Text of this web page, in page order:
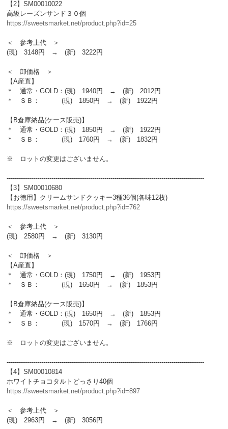
【2】SM00010022
高級レーズンサンド３０個
https://sweetsmarket.net/product.php?id=25
＜ 参考上代 ＞
(現) 3148円 → (新) 3222円
＜ 卸価格 ＞
【A産直】
＊ 通常・GOLD：(現) 1940円 → (新) 2012円
＊ ＳＢ： (現) 1850円 → (新) 1922円
【B倉庫納品(ケース販売)】
＊ 通常・GOLD：(現) 1850円 → (新) 1922円
＊ ＳＢ： (現) 1760円 → (新) 1832円
※ ロットの変更はございません。
-------------------------------------------------------------------------------------------------
【3】SM00010680
【お徳用】クリームサンドクッキー3種36個(各味12枚)
https://sweetsmarket.net/product.php?id=762
＜ 参考上代 ＞
(現) 2580円 → (新) 3130円
＜ 卸価格 ＞
【A産直】
＊ 通常・GOLD：(現) 1750円 → (新) 1953円
＊ ＳＢ： (現) 1650円 → (新) 1853円
【B倉庫納品(ケース販売)】
＊ 通常・GOLD：(現) 1650円 → (新) 1853円
＊ ＳＢ： (現) 1570円 → (新) 1766円
※ ロットの変更はございません。
-------------------------------------------------------------------------------------------------
【4】SM00010814
ホワイトチョコタルトどっさり40個
https://sweetsmarket.net/product.php?id=897
＜ 参考上代 ＞
(現) 2963円 → (新) 3056円